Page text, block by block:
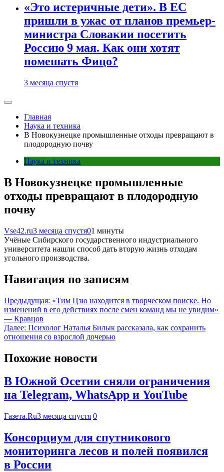
«Это истеричные дети». В ЕС
пришли в ужас от планов премьер-
министра Словакии посетить
Россию 9 мая. Как они хотят
помешать Фицо?
3 месяца спустя
Главная
Наука и техника
В Новокузнецке промышленные отходы превращают в
плодородную почву
Наука и техника
В Новокузнецке промышленные
отходы превращают в плодородную
почву
Vse42.ru3 месяца спустя01 минуты
Учёные Сибирского государственного индустриального
университета нашли способ дать вторую жизнь отходам
угольного производства.
Навигация по записям
Предыдущая: «Тим Цзю находится в творческом поиске. Но
изменений в его действиях после смен команд мы не увидим»
— Кравцов
Далее: Психолог Наталья Билык рассказала, как сохранить
отношения со взрослой дочерью
Похожие новости
В Южной Осетии сняли ограничения
на Telegram, WhatsApp и YouTube
Газета.Ru3 месяца спустя 0
Консорциум для спутникового
мониторинга лесов и полей появился
в России